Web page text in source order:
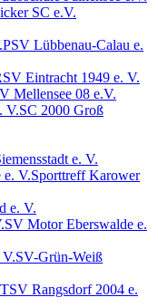
SC e.V.
PSV Lübbenau-Calau e.
Eintracht 1949 e. V.
Mellensee 08 e.V.
SC 2000 Groß
e. V.
Sporttreff Karower
e. V.
SV Motor Eberswalde e.
SV-Grün-Weiß
TSV Rangsdorf 2004 e.